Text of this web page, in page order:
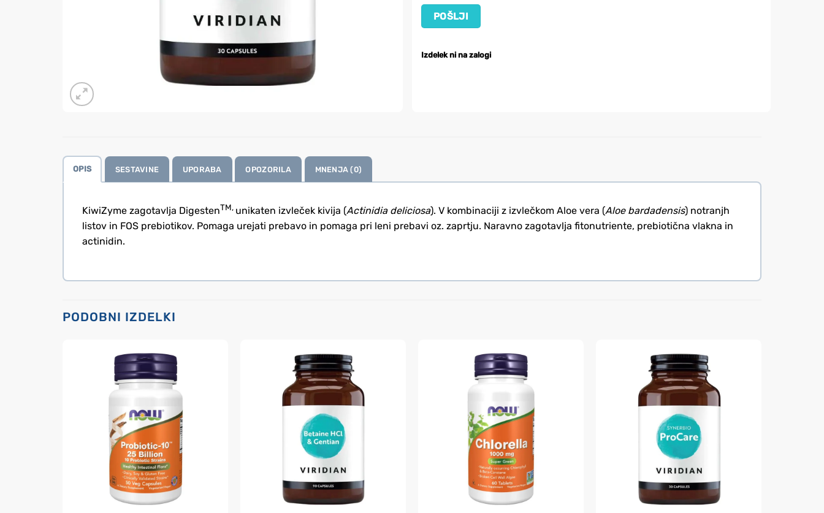
Izdelek ni na zalogi
OPIS SESTAVINE UPORABA OPOZORILA MNENJA (0)
KiwiZyme zagotavlja DigestenTM, unikaten izvleček kivija (Actinidia deliciosa). V kombinaciji z izvlečkom Aloe vera (Aloe bardadensis) notranjh
listov in FOS prebiotikov. Pomaga urejati prebavo in pomaga pri leni prebavi oz. zaprtju. Naravno zagotavlja fitonutriente, prebiotična vlakna in
actinidin.
PODOBNI IZDELKI